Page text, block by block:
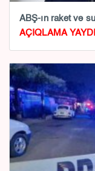
ABŞ-ın raket və
AÇIQLAMA YAYDI